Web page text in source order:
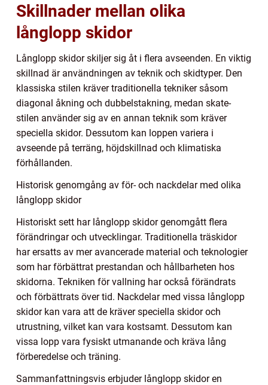
Skillnader mellan olika
långlopp skidor
Långlopp skidor skiljer sig åt i flera avseenden. En viktig
skillnad är användningen av teknik och skidtyper. Den
klassiska stilen kräver traditionella tekniker såsom
diagonal åkning och dubbelstakning, medan skate-
stilen använder sig av en annan teknik som kräver
speciella skidor. Dessutom kan loppen variera i
avseende på terräng, höjdskillnad och klimatiska
förhållanden.
Historisk genomgång av för- och nackdelar med olika
långlopp skidor
Historiskt sett har långlopp skidor genomgått flera
förändringar och utvecklingar. Traditionella träskidor
har ersatts av mer avancerade material och teknologier
som har förbättrat prestandan och hållbarheten hos
skidorna. Tekniken för vallning har också förändrats
och förbättrats över tid. Nackdelar med vissa långlopp
skidor kan vara att de kräver speciella skidor och
utrustning, vilket kan vara kostsamt. Dessutom kan
vissa lopp vara fysiskt utmanande och kräva lång
förberedelse och träning.
Sammanfattningsvis erbjuder långlopp skidor en